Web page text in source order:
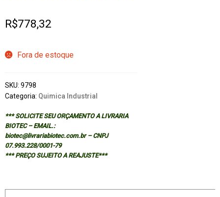
R$778,32
Fora de estoque
SKU: 9798
Categoria: Quimica Industrial
*** SOLICITE SEU ORÇAMENTO A LIVRARIA
BIOTEC – EMAIL.:
biotec@livrariabiotec.com.br – CNPJ
07.993.228/0001-79
*** PREÇO SUJEITO A REAJUSTE***